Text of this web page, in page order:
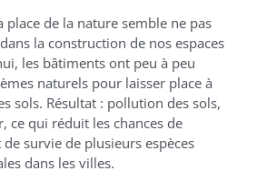
de la nature semble ne pas
la construction de nos espaces
les bâtiments ont peu à peu
naturels pour laisser place à
sols. Résultat : pollution des sols,
ce qui réduit les chances de
survie de plusieurs espèces
dans les villes.